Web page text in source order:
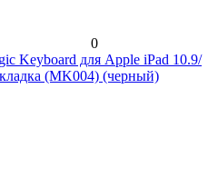
0
Keyboard для Apple iPad 10.9/
(MK004) (черный)